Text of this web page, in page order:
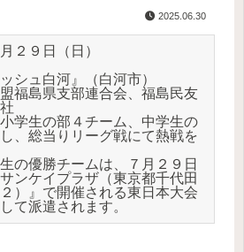
2025.06.30
２９日（日）
シュ白河』（白河市）
福島県支部連合会、福島民友
学生の部４チーム、中学生の
、総当りリーグ戦にて熱戦を
の優勝チームは、７月２９日
ンケイプラザ（東京都千代田
）』で開催される東日本大会
て派遣されます。